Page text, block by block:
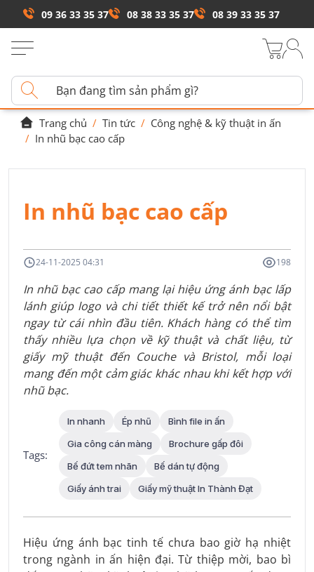
09 36 33 35 37 08 38 33 35 37 08 39 33 35 37
Trang chủ / Tin tức / Công nghệ & kỹ thuật in ấn
/ In nhũ bạc cao cấp
In nhũ bạc cao cấp
24-11-2025 04:31 198
In nhũ bạc cao cấp mang lại hiệu ứng ánh bạc lấp
lánh giúp logo và chi tiết thiết kế trở nên nổi bật
ngay từ cái nhìn đầu tiên. Khách hàng có thể tìm
thấy nhiều lựa chọn về kỹ thuật và chất liệu, từ
giấy mỹ thuật đến Couche và Bristol, mỗi loại
mang đến một cảm giác khác nhau khi kết hợp với
nhũ bạc.
Tags:
In nhanh Ép nhũ
Bình file in ấn
Gia công cán màng
Brochure gấp đôi
Bế đứt tem nhãn
Bế dán tự động
Giấy ánh trai
Giấy mỹ thuật In Thành Đạt
Hiệu ứng ánh bạc tinh tế chưa bao giờ hạ nhiệt
trong ngành in ấn hiện đại. Từ thiệp mời, bao bì